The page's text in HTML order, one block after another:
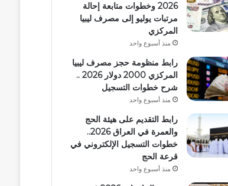
2026 وخطوات متابعة إحالة
مرتبات يوليو إلى مصرف ليبيا
المركزي
منذ أسبوع واحد
رابط منظومة حجز مصرف ليبيا
المركزي 2000 دولار 2026 ..
شرح خطوات التسجيل
منذ أسبوع واحد
رابط التقديم على هيئة الحج
والعمرة في العراق 2026..
خطوات التسجيل الإلكتروني في
قرعة الحج
منذ أسبوع واحد